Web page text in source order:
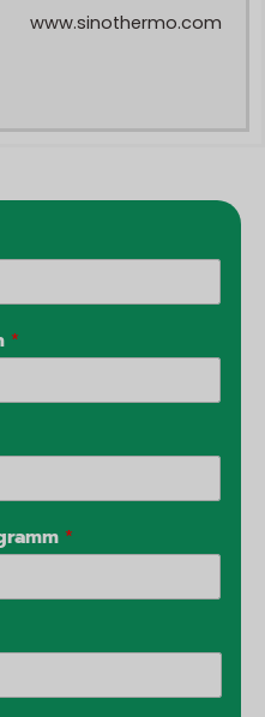
www.sinothermo.com
*
*